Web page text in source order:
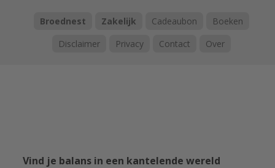
Broednest Zakelijk Cadeaubon
Boeken
Disclaimer
Privacy Contact Over
Vind je balans in een kantelende wereld